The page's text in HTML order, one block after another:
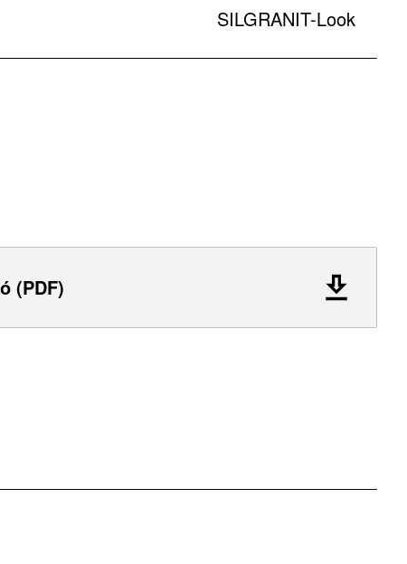
SILGRANIT-Look
(PDF)